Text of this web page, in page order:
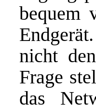
bequem
nicht
Frage
das